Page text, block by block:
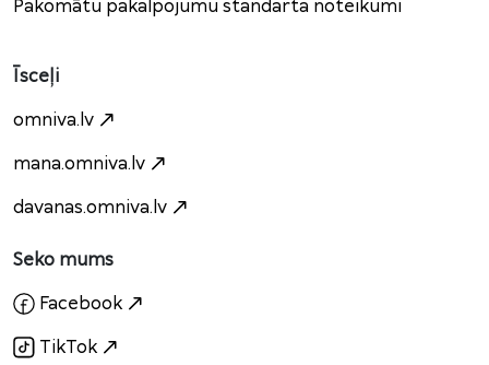
Pakomātu pakalpojumu standarta noteikumi
Īsceļi
omniva.lv
mana.omniva.lv
davanas.omniva.lv
Seko mums
Facebook
TikTok